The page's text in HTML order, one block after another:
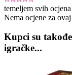
temeljem svih ocjena
Nema ocjene za
Kupci su
igračke...